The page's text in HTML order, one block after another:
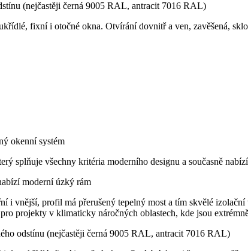
(nejčastěji černá 9005 RAL, antracit 7016 RAL)
fixní i otočné okna. Otvírání dovnitř a ven, zavěšená,
okenní systém
splňuje všechny kritéria moderního designu a současně
moderní úzký rám
i vnější, profil má přerušený tepelný most a tím skvělé
projekty v klimaticky náročných oblastech, kde jsou
odstínu (nejčastěji černá 9005 RAL, antracit 7016 RAL)